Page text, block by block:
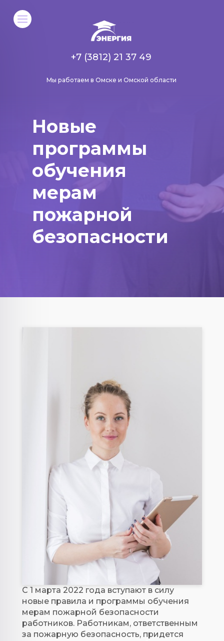
Мы работаем в Омске и Омской области
+7 (3812) 21 37 49
Новые
программы
обучения
мерам
пожарной
безопасности
С 1 марта 2022 года вступают в силу
новые правила и программы обучения
мерам пожарной безопасности
работников. Работникам, ответственным
за пожарную безопасность, придется